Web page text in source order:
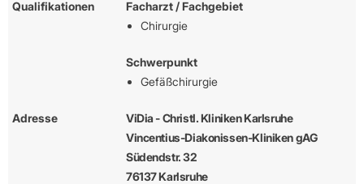
Qualifikationen
Facharzt / Fachgebiet
Chirurgie
Schwerpunkt
Gefäßchirurgie
Adresse
ViDia - Christl. Kliniken Karlsruhe
Vincentius-Diakonissen-Kliniken gAG
Südendstr. 32
76137 Karlsruhe